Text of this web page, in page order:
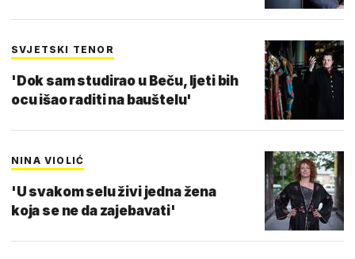
SVJETSKI TENOR
'Dok sam studirao u Beču, ljeti bih
ocu išao raditi na bauštelu'
NINA VIOLIĆ
'U svakom selu živi jedna žena
koja se ne da zajebavati'